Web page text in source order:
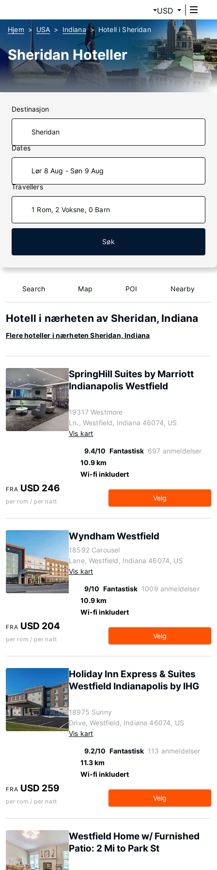
USD
Hjem USA Indiana Hotell i Sheridan
Sheridan Hoteller
Destinasjon
Dates
Lør 8 Aug - Søn 9 Aug
Travellers
1 Rom, 2 Voksne, 0 Barn
Søk
Search Map POI Nearby
Hotell i nærheten av Sheridan, Indiana
Flere hoteller i nærheten Sheridan, Indiana
SpringHill Suites by Marriott
Indianapolis Westfield
19317 Westmore
Ln., Westfield, Indiana 46074, US
Vis kart
9.4/10 Fantastisk 697 anmeldelser
10.9 km
Wi-fi inkludert
FRA USD 246
per rom / per natt Velg
Wyndham Westfield
18592 Carousel
Lane, Westfield, Indiana 46074, US
Vis kart
9/10 Fantastisk 1009 anmeldelser
10.9 km
Wi-fi inkludert
FRA USD 204
per rom / per natt Velg
Holiday Inn Express & Suites
Westfield Indianapolis by IHG
18975 Sunny
Drive, Westfield, Indiana 46074, US
Vis kart
9.2/10 Fantastisk 113 anmeldelser
11.3 km
Wi-fi inkludert
FRA USD 259
per rom / per natt Velg
Westfield Home w/ Furnished
Patio: 2 Mi to Park St